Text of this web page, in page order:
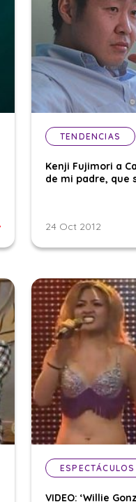
TENDENCIAS
Kenji Fujimori a
de mi padre, que
24 Oct 2012
ESPECTÁCULOS
VIDEO: ‘Willie